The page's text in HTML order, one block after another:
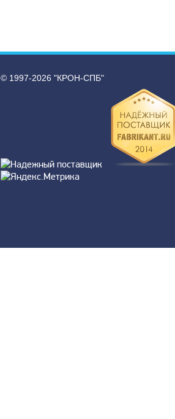
© 1997-2026 "КРОН-СПБ"